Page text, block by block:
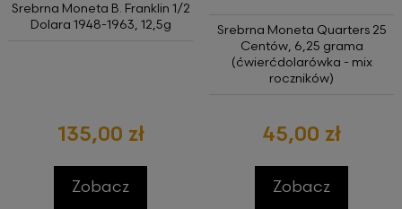
Srebrna Moneta B. Franklin 1/2
Dolara 1948-1963, 12,5g
135,00 zł
Zobacz
Srebrna Moneta Quarters 25
Centów, 6,25 grama
(ćwierćdolarówka - mix
roczników)
45,00 zł
Zobacz